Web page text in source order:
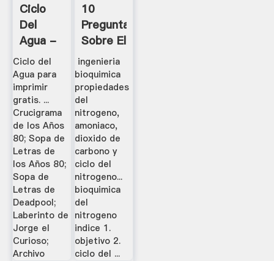
Ciclo
Del
Agua -
Para
Imprimir
Gratis -
.
Ciclo del
Agua para
imprimir
gratis. ...
Crucigrama
de los Años
80; Sopa de
Letras de
los Años 80;
Sopa de
Letras de
Deadpool;
Laberinto de
Jorge el
Curioso;
Archivo
10
Preguntas
Sobre El
Ciclo
Del
Nitrogeno
Gratis .
ingenieria
bioquimica
propiedades
del
nitrogeno,
amoniaco,
dioxido de
carbono y
ciclo del
nitrogeno...
bioquimica
del
nitrogeno
indice 1.
objetivo 2.
ciclo del ...